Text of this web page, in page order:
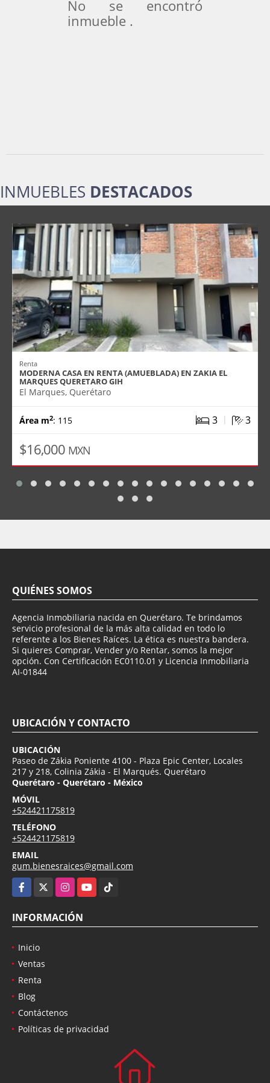
No se encontró
inmueble .
INMUEBLES DESTACADOS
Renta
MODERNA CASA EN RENTA (AMUEBLADA) EN ZAKIA EL
MARQUES QUERETARO GIH
El Marques, Querétaro
Área m2: 115 3 | 3
$16,000 MXN
QUIÉNES SOMOS
Agencia Inmobiliaria nacida en Querétaro. Te brindamos
servicio profesional de la más alta calidad en todo lo
referente a los Bienes Raíces. La ética es nuestra bandera.
Si quieres Comprar, Vender y/o Rentar, somos la mejor
opción. Con Certificación EC0110.01 y Licencia Inmobiliaria
AI-01844
UBICACIÓN Y CONTACTO
UBICACIÓN
Paseo de Zákia Poniente 4100 - Plaza Epic Center, Locales
217 y 218, Colinia Zákia - El Marqués. Querétaro
Querétaro - Querétaro - México
MÓVIL
+524421175819
TELÉFONO
+524421175819
EMAIL
gum.bienesraices@gmail.com
Facebook
InstagramYouTubeTikTok
INFORMACIÓN
Inicio
Ventas
Renta
Blog
Contáctenos
Políticas de privacidad